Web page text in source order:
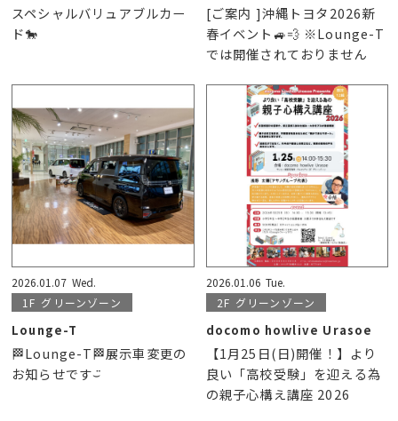
スペシャルバリュアブルカー
ド🐎
[ご案内 ]沖縄トヨタ2026新
春イベント🚙💨 ※Lounge-T
では開催されておりません
2026.01.07 Wed.
1F グリーンゾーン
Lounge-T
🏁Lounge-T🏁展示車変更の
お知らせです‎⌣̈
2026.01.06 Tue.
2F グリーンゾーン
docomo howlive Urasoe
【1月25日(日)開催！】より
良い「高校受験」を迎える為
の親子心構え講座 2026